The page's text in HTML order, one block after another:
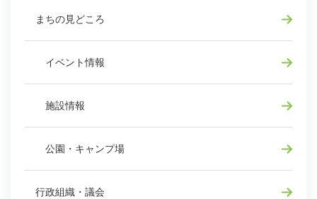
まちの見どころ
イベント情報
施設情報
公園・キャンプ場
行政組織・議会